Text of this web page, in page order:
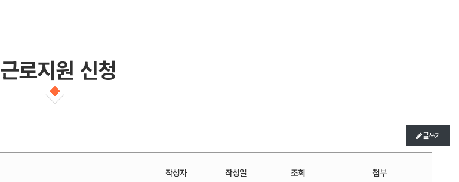
근로지원 신청
글쓰기
작성자 작성일 조회 첨부